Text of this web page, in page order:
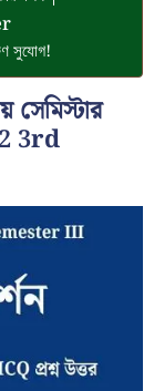
সুযোগ!
সেমিস্টার
3rd